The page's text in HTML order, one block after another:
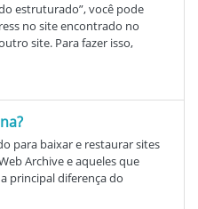
estruturado”, você pode
no site encontrado no
site. Para fazer isso,
para baixar e restaurar sites
Archive e aqueles que
principal diferença do